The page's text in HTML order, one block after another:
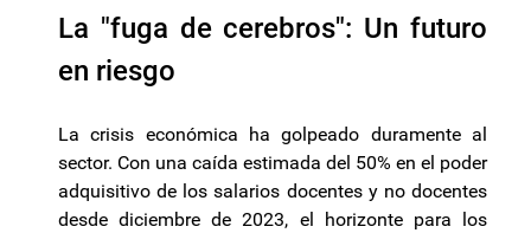
La "fuga de cerebros": Un futuro
en riesgo
La crisis económica ha golpeado duramente al
sector. Con una caída estimada del 50% en el poder
adquisitivo de los salarios docentes y no docentes
desde diciembre de 2023, el horizonte para los